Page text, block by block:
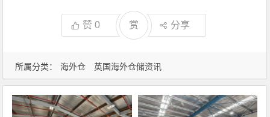
所属分类： 海外仓 英国海外仓储资讯
赞0 赏 分享